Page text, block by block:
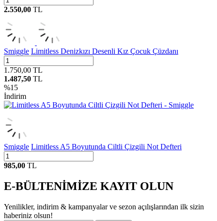
2.550,00 TL
Smiggle Limitless Denizkızı Desenli Kız Çocuk Çüzdanı
1.750,00 TL
1.487,50 TL
%15
İndirim
Smiggle Limitless A5 Boyutunda Ciltli Çizgili Not Defteri
985,00 TL
E-BÜLTENİMİZE KAYIT OLUN
Yenilikler, indirim & kampanyalar ve sezon açılışlarından ilk sizin
haberiniz olsun!